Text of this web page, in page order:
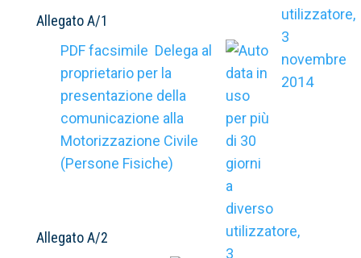
Allegato A/1
PDF facsimile Delega al
proprietario per la
presentazione della
comunicazione alla
Motorizzazione Civile
(Persone Fisiche)
Allegato A/2